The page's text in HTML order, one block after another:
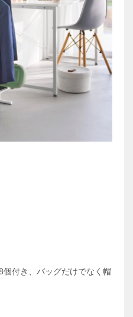
個付き、バッグだけでなく帽